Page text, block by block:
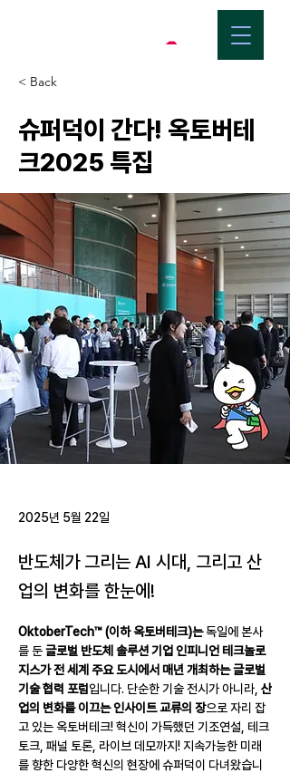
< Back
슈퍼덕이 간다! 옥토버테
크2025 특집
2025년 5월 22일
반도체가 그리는 AI 시대, 그리고 산
업의 변화를 한눈에!
OktoberTech™ (이하 옥토버테크)는 독일에 본사
를 둔 글로벌 반도체 솔루션 기업 인피니언 테크놀로
지스가 전 세계 주요 도시에서 매년 개최하는 글로벌
기술 협력 포럼입니다. 단순한 기술 전시가 아니라, 산
업의 변화를 이끄는 인사이트 교류의 장으로 자리 잡
고 있는 옥토버테크! 혁신이 가득했던 기조연설, 테크
토크, 패널 토론, 라이브 데모까지! 지속가능한 미래
를 향한 다양한 혁신의 현장에 슈퍼덕이 다녀왔습니